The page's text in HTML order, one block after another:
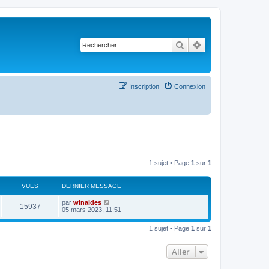
Rechercher
Connexion
Inscription
1 sujet • Page 1 sur 1
VUES DERNIER MESSAGE
15937 par winaides
05 mars 2023, 11:51
1 sujet • Page 1 sur 1
Aller